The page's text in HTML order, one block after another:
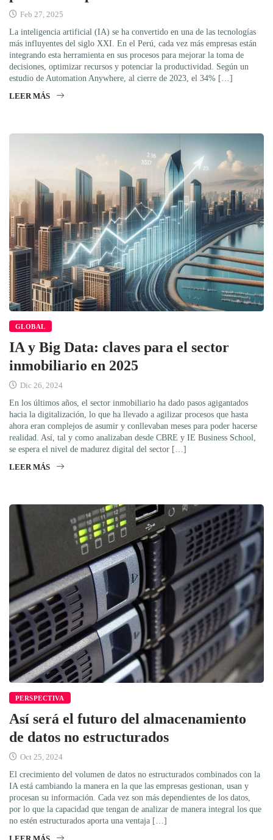
Feb 27, 2025
La inteligencia artificial (IA) se ha convertido en una de las tecnologías
más influyentes del siglo XXI. En el Perú, cada vez más empresas están
integrando esta herramienta en sus procesos para mejorar la toma de
decisiones, optimizar recursos y potenciar la productividad. Según un
estudio de Automation Anywhere, al cierre de 2023, el 34% […]
LEER MÁS
GLOBAL
IA y Big Data: claves para el sector
inmobiliario en 2025
Dic 26, 2024
En los últimos años, el sector inmobiliario ha dado pasos agigantados
hacia la digitalización, lo que ha llevado a agilizar procesos que hasta
ahora eran complejos de asumir y conllevaban meses para poder hacerse
realidad. Así, tal y como analizaban desde CBRE y IE Business School,
se espera el nivel de madurez digital del sector […]
LEER MÁS
PERSPECTIVA
Así será el futuro del almacenamiento
de datos no estructurados
Oct 25, 2024
El crecimiento del volumen de datos no estructurados combinados con la
IA está cambiando la manera en la que las empresas gestionan, usan y
procesan su información. Cada vez son más dependientes de los datos,
por lo que la capacidad que tengan de analizar de manera integral los que
no estén estructurados aporta una ventaja […]